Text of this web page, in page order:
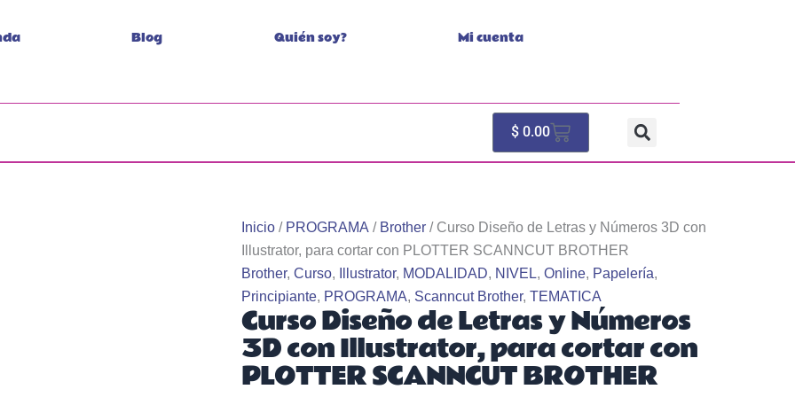
Blog Quién soy? Mi cuenta
$0.00Cart
Inicio / PROGRAMA / Brother / Curso Diseño de Letras y Números 3D con
Illustrator, para cortar con PLOTTER SCANNCUT BROTHER
Brother, Curso, Illustrator, MODALIDAD, NIVEL, Online, Papelería,
Principiante, PROGRAMA, Scanncut Brother, TEMATICA
Curso Diseño de Letras y Números
3D con Illustrator, para cortar con
PLOTTER SCANNCUT BROTHER